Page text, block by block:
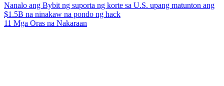
Nanalo ang Bybit ng suporta ng korte sa U.S. upang matunton ang
$1.5B na ninakaw na pondo ng hack
11 Mga Oras na Nakaraan